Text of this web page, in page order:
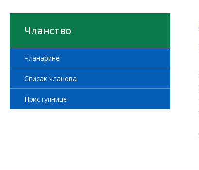
Чланство
Чланарине
Списак чланова
Приступнице